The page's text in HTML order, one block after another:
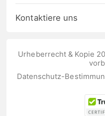
Kontaktiere uns
Urheberrecht & Kopie
Datenschutz-